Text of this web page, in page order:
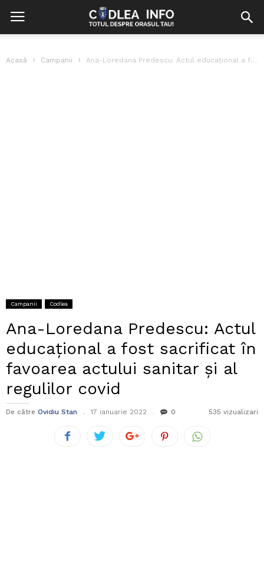
Acasă Campanii Ana-Loredana Predescu: Actul educațional a fost sacrificat în favoarea actului sanitar și...
Campanii Codlea
Ana-Loredana Predescu: Actul
educațional a fost sacrificat în
favoarea actului sanitar și al
regulilor covid
De către Ovidiu Stan 17 ianuarie 2022 0 535 vizualizari